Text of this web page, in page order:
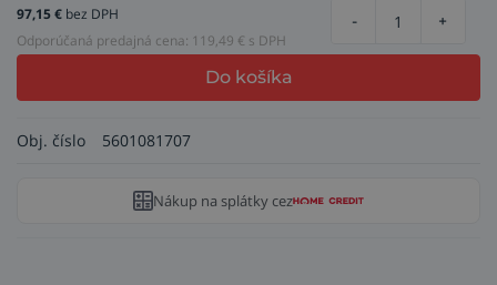
97,15€ bez DPH
Odporúčaná predajná cena: 119,49 € s DPH
- +
Do košíka
Obj. číslo 5601081707
Nákup na splátky cez